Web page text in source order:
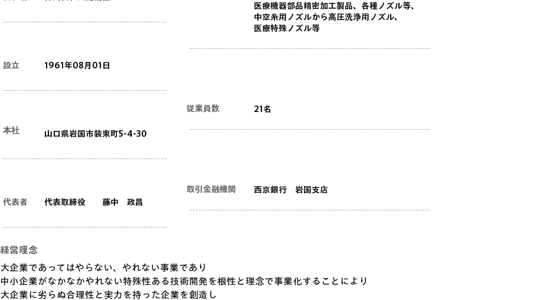
設立 1961年08月01日
​本社 ​山口県岩国市装束町5-4-30
代表者 代表取締役 藤中 政昌
医療機器部品精密加工製品、 各種ノズル等、
中空糸用ノズルから高圧洗浄用ノズル、
医療特殊ノズル等
従業員数 21名
取引金融機関 西京銀行 岩国支店
経営理念
大企業であってはやらない、やれない事業であり
中小企業がなかなかやれない特殊性ある技術開発を根性と理念で事業化することにより
大企業に劣らぬ合理性と実力を持った企業を創造し